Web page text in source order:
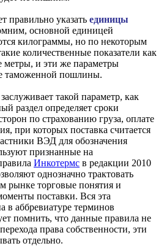
правильно указать единицы
основной единицей
килограммы, но по некоторым
количественные показатели как
и эти же параметры
таможенной пошлины.
такой параметр, как
раздел определяет сроки
по страхованию груза, оплате
при которых поставка считается
ВЭД для обозначения
признанные на
Инкотермс в редакции 2010
однозначно трактовать
рынке торговые понятия и
поставки. Вся эта
в аббревиатуре терминов
помнить, что данные правила не
права собственности, эти
отдельно.